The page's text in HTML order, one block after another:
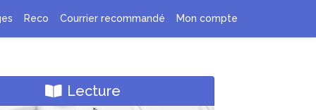
Reco Courrier recommandé Mon compte
Lecture